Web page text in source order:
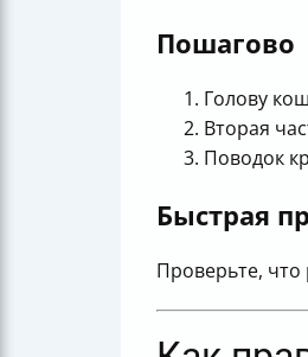
Пошагово
Голову
Вторая
Поводок
Быстрая
Проверьте,